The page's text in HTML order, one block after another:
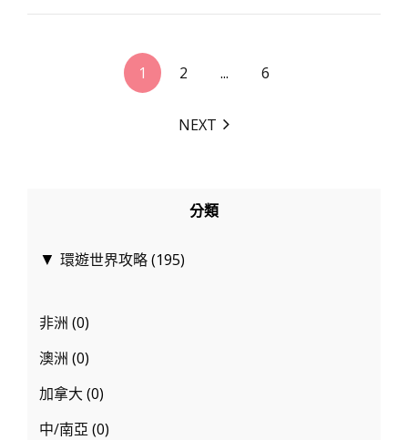
行
身
class="nav- 1 2 ... 6
NEXT
分類
▼ 環遊世界攻略(195)
非洲 (0)
澳洲 (0)
加拿大 (0)
中/南亞 (0)